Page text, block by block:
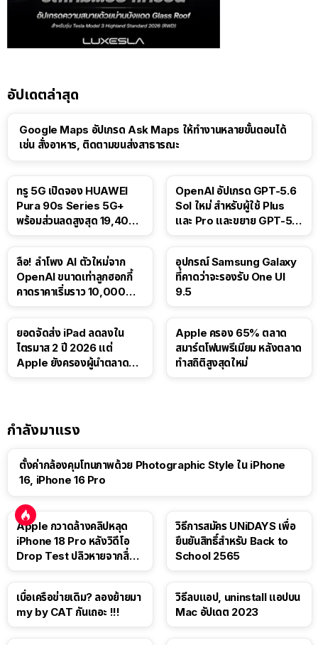
อัปเดตล่าสุด
Google Maps อัปเกรด Ask Maps ให้ทำงานหลายขั้นตอนได้
เช่น สั่งอาหาร, ติดตามขนส่งสาธารณะ
ทรู 5G เปิดจอง HUAWEI
Pura 90s Series 5G+
พร้อมส่วนลดสูงสุด 19,400
OpenAI อัปเกรด GPT-5.6
Sol ใหม่ สำหรับผู้ใช้ Plus
และ Pro และขยาย GPT-5.6
ลือ! ลำโพง AI ตัวใหม่จาก
OpenAI ขนาดเท่าลูกฮอกกี้
คาดราคาเริ่มราว 10,000
อุปกรณ์ Samsung Galaxy
ที่คาดว่าจะรองรับ One UI
9.5
ยอดจัดส่ง iPad ลดลงใน
ไตรมาส 2 ปี 2026 แต่
Apple ยังครองผู้นำตลาด
Apple ครอง 65% ตลาด
สมาร์ตโฟนพรีเมียม หลังตลาด
ทำสถิติสูงสุดใหม่
กำลังมาแรง
ตั้งค่ากล้องคุมโทนภาพด้วย Photographic Style ใน iPhone
16, iPhone 16 Pro
Apple กวาดล้างคลิปหลุด
iPhone 18 Pro หลังวิดีโอ
Drop Test ปลิวหายจากสื่อ
วิธีการสมัคร UNiDAYS เพื่อ
ยืนยันสิทธิ์สำหรับ Back to
School 2565
เบื่อเครือข่ายเดิม? ลองย้ายมา
my by CAT กันเถอะ !!!
วิธีลบแอป, uninstall แอปบน
Mac อัปเดต 2023